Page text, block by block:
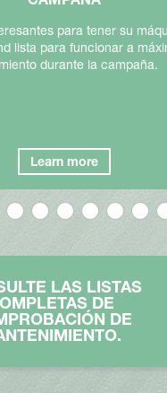
para tener su
lista para funcionar a
durante la campaña.
Learn more
LAS LISTAS
DE
DE